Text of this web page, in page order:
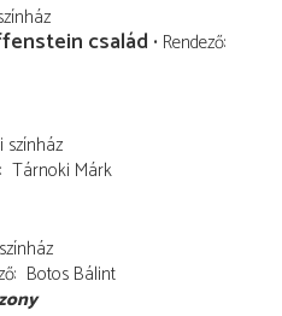
család Rendező
színház
Tárnoki Márk
Botos Bálint